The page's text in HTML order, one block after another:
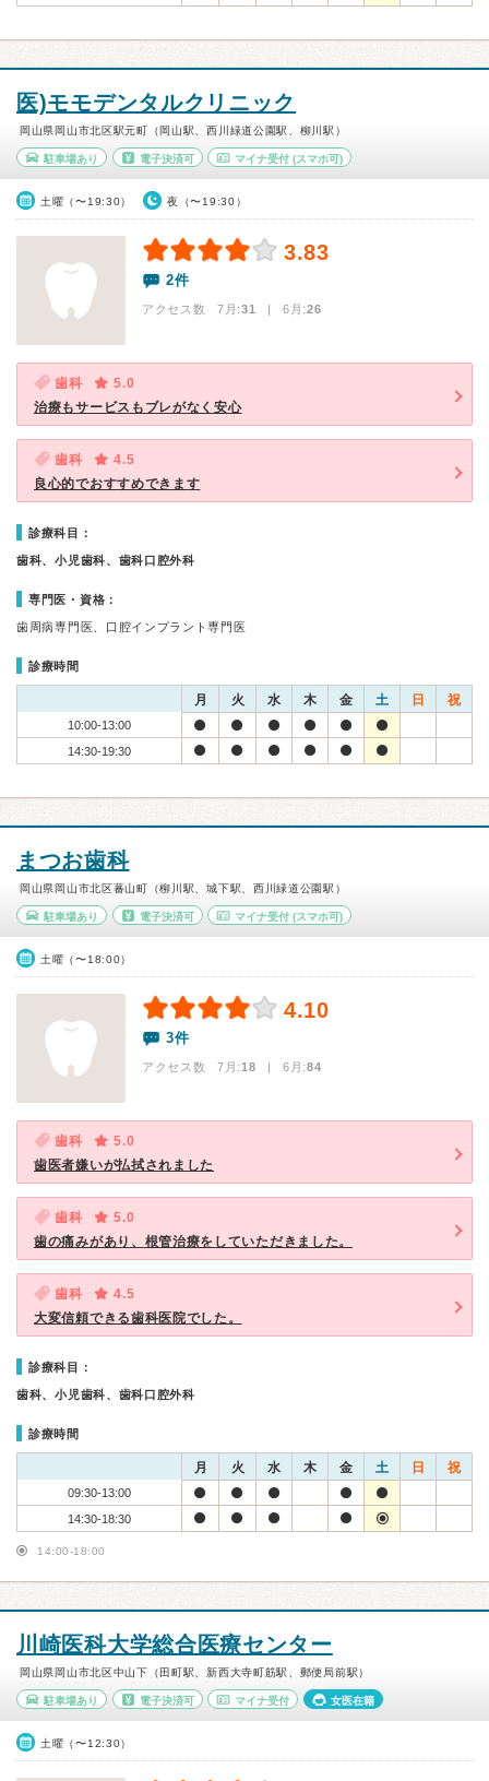
医)モモデンタルクリニック
岡山県岡山市北区駅元町（岡山駅、西川緑道公園駅、柳川駅）
駐車場あり 電子決済可 マイナ受付 (スマホ可)
土曜（〜19:30） 夜（〜19:30）
3.83
2件
アクセス数 7月:31 | 6月:26
歯科
5.0
治療もサービスもブレがなく安心
歯科
4.5
良心的でおすすめできます
診療科目：
歯科、小児歯科、歯科口腔外科
専門医・資格：
歯周病専門医、口腔インプラント専門医
診療時間
月 火 水 木 金 土 日 祝
10:00-13:00
14:30-19:30
まつお歯科
岡山県岡山市北区蕃山町（柳川駅、城下駅、西川緑道公園駅）
駐車場あり 電子決済可 マイナ受付 (スマホ可)
土曜（〜18:00）
4.10
3件
アクセス数 7月:18 | 6月:84
歯科
5.0
歯医者嫌いが払拭されました
歯科
5.0
歯の痛みがあり、根管治療をしていただきました。
歯科
4.5
大変信頼できる歯科医院でした。
診療科目：
歯科、小児歯科、歯科口腔外科
診療時間
月 火 水 木 金 土 日 祝
09:30-13:00
14:30-18:30
14:00-18:00
川崎医科大学総合医療センター
岡山県岡山市北区中山下（田町駅、新西大寺町筋駅、郵便局前駅）
駐車場あり 電子決済可 マイナ受付 女医在籍
土曜（〜12:30）